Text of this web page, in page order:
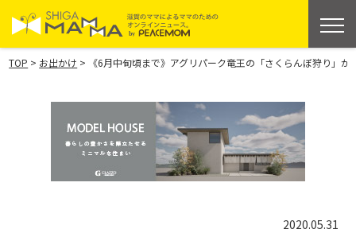
TOP > お出かけ > 《6月中旬頃まで》アグリパーク竜王の「さくらんぼ狩り」
2020.05.31